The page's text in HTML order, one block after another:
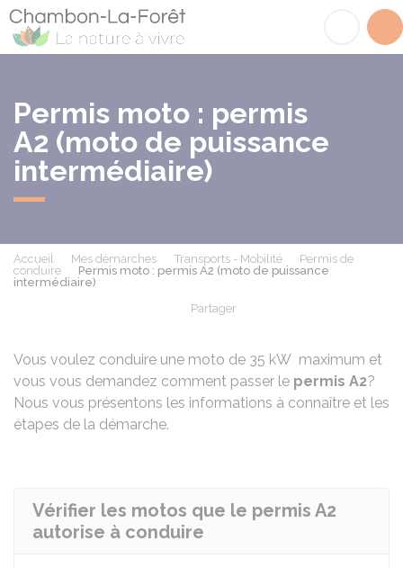
Permis moto : permis
A2 (moto de puissance
intermédiaire)
Accueil Mes démarches Transports - Mobilité
Permis de
conduire
Permis moto : permis A2 (moto de puissance
intermédiaire)
Partager
Vous voulez conduire une moto de 35 kW maximum et
vous vous demandez comment passer le permis A2?
Nous vous présentons les informations à connaître et les
étapes de la démarche.
Vérifier les motos que le permis A2
autorise à conduire